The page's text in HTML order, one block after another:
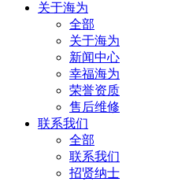
关于海为
全部
关于海为
新闻中心
幸福海为
荣誉资质
售后维修
联系我们
全部
联系我们
招贤纳士